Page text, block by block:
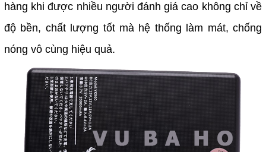
hàng khi được nhiều người đánh giá cao không chỉ về
độ bền, chất lượng tốt mà hệ thống làm mát, chống
nóng vô cùng hiệu quả.